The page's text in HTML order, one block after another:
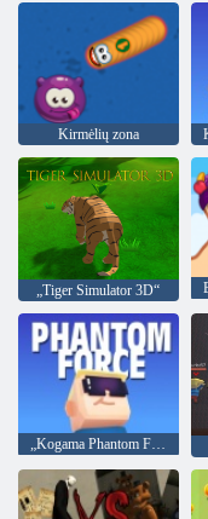
Kirmėlių zona
„Tiger Simulator 3D“
„Kogama Phantom Force“